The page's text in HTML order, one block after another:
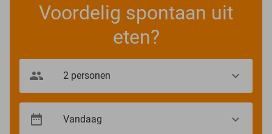
Voordelig spontaan uit
eten?